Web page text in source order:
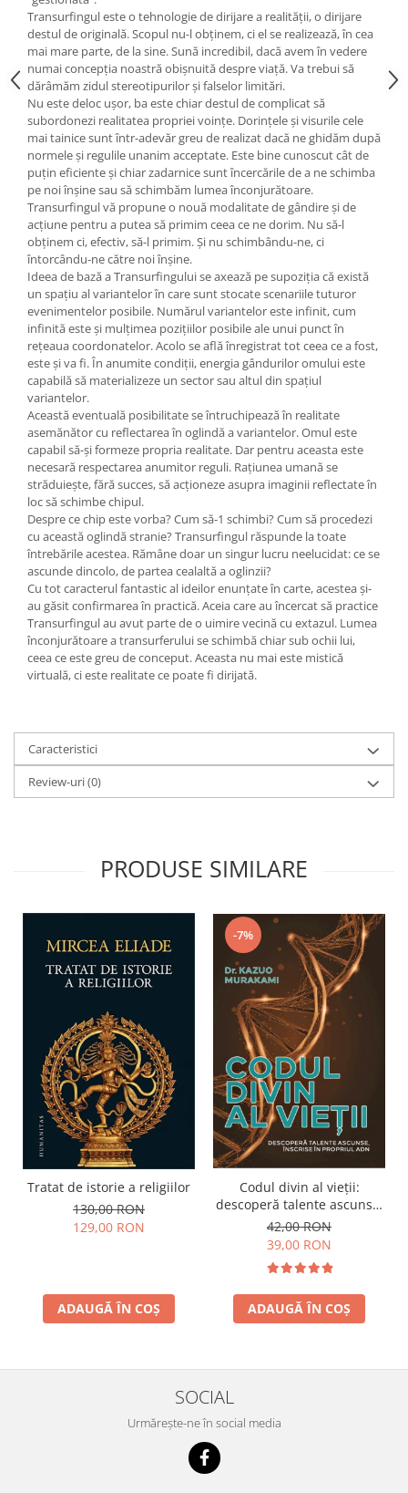
Transurfingul este o tehnologie de dirijare a realităţii, o dirijare
destul de originală. Scopul nu-l obţinem, ci el se realizează, în cea
mai mare parte, de la sine. Sună incredibil, dacă avem în vedere
numai concepţia noastră obişnuită despre viaţă. Va trebui să
dărâmăm zidul stereotipurilor şi falselor limitări.
Nu este deloc uşor, ba este chiar destul de complicat să
subordonezi realitatea propriei voinţe. Dorinţele şi visurile cele
mai tainice sunt într-adevăr greu de realizat dacă ne ghidăm după
normele şi regulile unanim acceptate. Este bine cunoscut cât de
puţin eficiente şi chiar zadarnice sunt încercările de a ne schimba
pe noi înşine sau să schimbăm lumea înconjurătoare.
Transurfingul vă propune o nouă modalitate de gândire şi de
acţiune pentru a putea să primim ceea ce ne dorim. Nu să-l
obţinem ci, efectiv, să-l primim. Şi nu schimbându-ne, ci
întorcându-ne către noi înşine.
Ideea de bază a Transurfingului se axează pe supoziţia că există
un spaţiu al variantelor în care sunt stocate scenariile tuturor
evenimentelor posibile. Numărul variantelor este infinit, cum
infinită este şi mulţimea poziţiilor posibile ale unui punct în
reţeaua coordonatelor. Acolo se află înregistrat tot ceea ce a fost,
este şi va fi. În anumite condiţii, energia gândurilor omului este
capabilă să materializeze un sector sau altul din spaţiul
variantelor.
Această eventuală posibilitate se întruchipează în realitate
asemănător cu reflectarea în oglindă a variantelor. Omul este
capabil să-şi formeze propria realitate. Dar pentru aceasta este
necesară respectarea anumitor reguli. Raţiunea umană se
străduieşte, fără succes, să acţioneze asupra imaginii reflectate în
loc să schimbe chipul.
Despre ce chip este vorba? Cum să-1 schimbi? Cum să procedezi
cu această oglindă stranie? Transurfingul răspunde la toate
întrebările acestea. Rămâne doar un singur lucru neelucidat: ce se
ascunde dincolo, de partea cealaltă a oglinzii?
Cu tot caracterul fantastic al ideilor enunţate în carte, acestea şi-
au găsit confirmarea în practică. Aceia care au încercat să practice
Transurfingul au avut parte de o uimire vecină cu extazul. Lumea
înconjurătoare a transurferului se schimbă chiar sub ochii lui,
ceea ce este greu de conceput. Aceasta nu mai este mistică
virtuală, ci este realitate ce poate fi dirijată.
Caracteristici
Review-uri(0)
PRODUSE SIMILARE
Tratat de istorie a religiilor
130,00 RON
129,00 RON
ADAUGĂ ÎN COȘ
-7%
Codul divin al vieții:
descoperă talente ascunse,
înscrise în propriul ADN
42,00 RON
39,00 RON
ADAUGĂ ÎN COȘ
SOCIAL
Urmărește-ne în social media